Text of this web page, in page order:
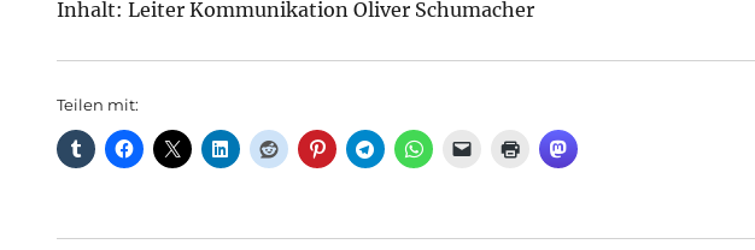
Inhalt: Leiter Kommunikation Oliver Schumacher
Teilen mit: